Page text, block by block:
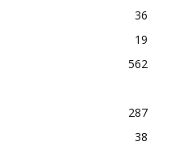
36
19
562
287
38